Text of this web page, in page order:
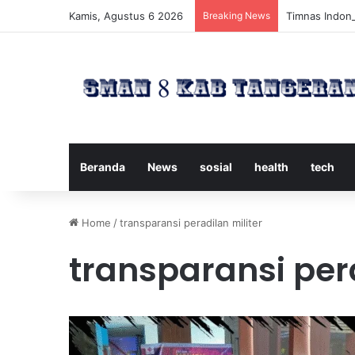
Kamis, Agustus 6 2026 Breaking News Timnas
Beranda News sosial health tech
Home /transparansi peradilan militer
transparansi